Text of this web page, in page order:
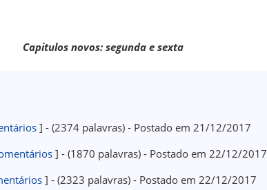
Capitulos novos: segunda e sexta
] - (2374 palavras) - Postado em 21/12/2017
] - (1870 palavras) - Postado em 22/12/2017
] - (2323 palavras) - Postado em 22/12/2017